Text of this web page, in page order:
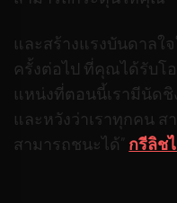
และสร้างแรงบันดาลใ
ครั้งต่อไป ที่คุณได้รับโ
แหน่งที่ตอนนี้เรามีนัดชิ
และหวังว่าเราทุกคน ส
สามารถชนะได้” กรีลิช